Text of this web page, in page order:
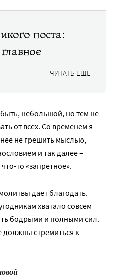
поста:
ЧИТАТЬ ЕЩЕ
небольшой, но тем не
от всех. Со временем я
не грешить мыслью,
и так далее –
то «запретное».
дает благодать.
хватало совсем
бодрыми и полными сил.
стремиться к